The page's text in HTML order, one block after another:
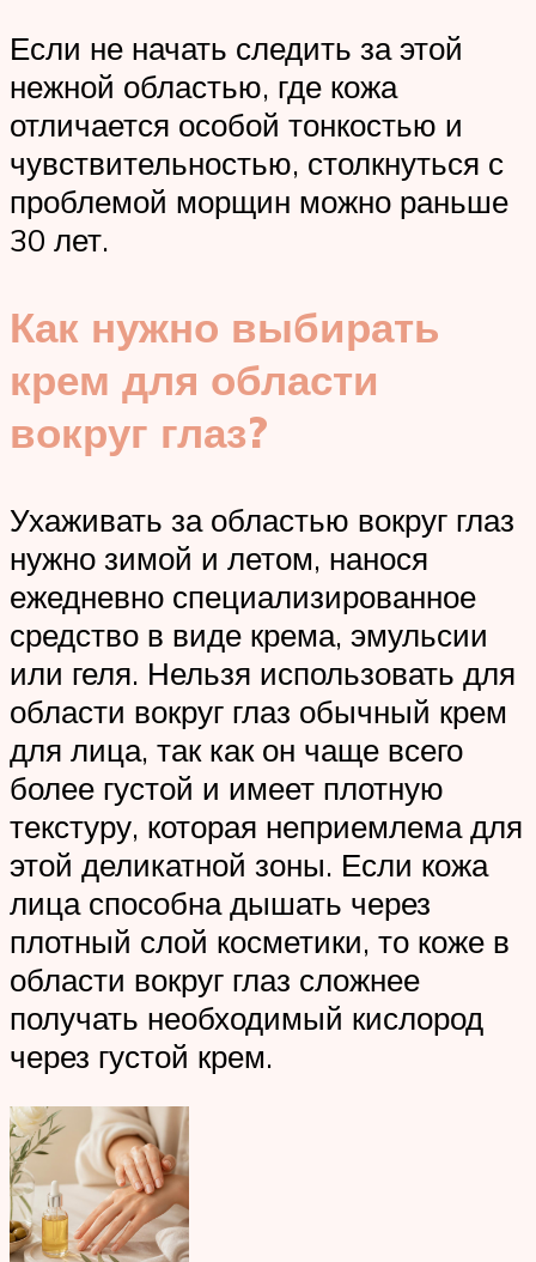
Если не начать следить за этой
нежной областью, где кожа
отличается особой тонкостью и
чувствительностью, столкнуться с
проблемой морщин можно раньше
30 лет.
Как нужно выбирать
крем для области
вокруг глаз?
Ухаживать за областью вокруг глаз
нужно зимой и летом, нанося
ежедневно специализированное
средство в виде крема, эмульсии
или геля. Нельзя использовать для
области вокруг глаз обычный крем
для лица, так как он чаще всего
более густой и имеет плотную
текстуру, которая неприемлема для
этой деликатной зоны. Если кожа
лица способна дышать через
плотный слой косметики, то коже в
области вокруг глаз сложнее
получать необходимый кислород
через густой крем.